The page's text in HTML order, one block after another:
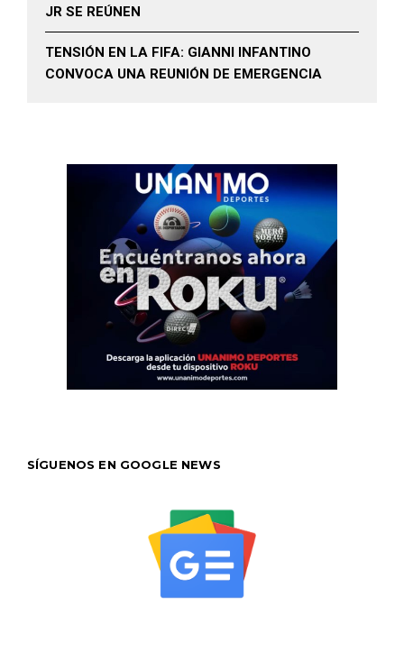
JR SE REÚNEN
TENSIÓN EN LA FIFA: GIANNI INFANTINO
CONVOCA UNA REUNIÓN DE EMERGENCIA
SÍGUENOS EN GOOGLE NEWS